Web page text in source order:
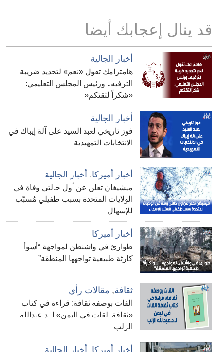
قد ينال إعجابك أيضا
أخبار الجالية
هامترامك تقول «نعم» لتجديد ضريبة
الترفيه.. ورئيس المجلس التعليمي:
«شكراً لثقتكم«
أخبار الجالية
فوز تاريخي لعبد السيد على آلة إيباك في
الانتخابات التمهيدية
أخبار أميركا, أخبار الجالية
ميشيغان تعلن عن أول حالتي وفاة في
الولايات المتحدة بسبب طفيلي مُسبّب
للإسهال
أخبار أميركا
طوارئ في واشنطن لمواجهة “أسوأ
كارثة طبيعية تواجهها المنطقة”
ثقافة, مقالات رأي
القات بوصفه ثقافة: قراءة في كتاب
«ثقافة القات في اليمن» لـ د.عبدالله
الزلب
أخبار أميركا, أخبار الجالية